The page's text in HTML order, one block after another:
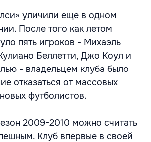
уличили еще в одном
После того как летом
пять игроков - Михаэль
Беллетти, Джо Коул и
- владельцем клуба было
отказаться от массовых
футболистов.
2009-2010 можно считать
Клуб впервые в своей